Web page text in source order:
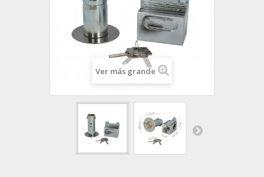
Ver más grande